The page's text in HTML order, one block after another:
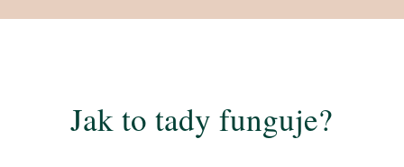
Jak to tady funguje?